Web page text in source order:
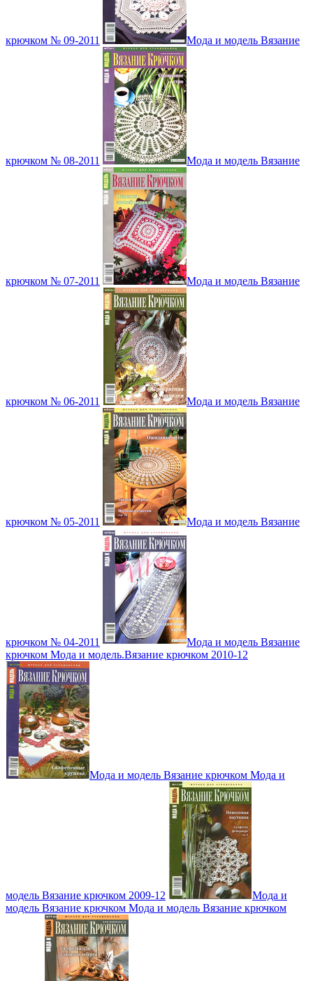
крючком № 09-2011 Мода и модель Вязание
крючком № 08-2011 Мода и модель Вязание
крючком № 07-2011 Мода и модель Вязание
крючком № 06-2011 Мода и модель Вязание
крючком № 05-2011 Мода и модель Вязание
крючком № 04-2011
Мода и модель Вязание
крючком Мода и модель.Вязание крючком 2010-12
Мода и модель Вязание крючком Мода и
модель Вязание крючком 2009-12
Мода и
модель Вязание крючком Мода и модель Вязание крючком